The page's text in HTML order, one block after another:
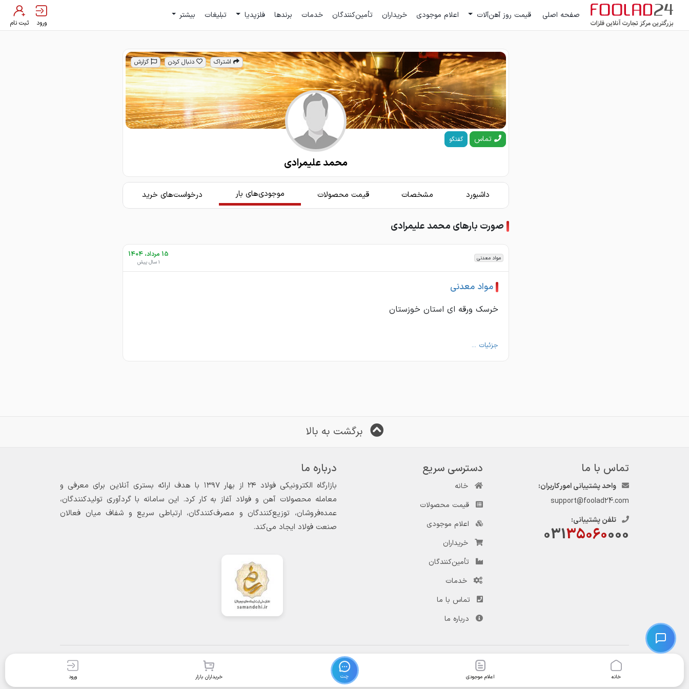
صفحه اصلی قیمت روز آهن‌آلات اعلام موجودی خریداران تأمین‌کنندگان خدمات برندها فلزپدیا تبلیغات بیشتر
ورود ثبت نام
اشتراک دنبال کردن گزارش
تماس گفتگو
محمد علیمرادی
داشبورد مشخصات قیمت محصولات موجودی‌های بار درخواست‌های خرید
صورت بارهای محمد علیمرادی
مواد معدنی 15 مرداد، 1404
1 سال پیش
مواد معدنی
خرسک ورقه ای استان خوزستان
جزئیات ...
برگشت به بالا
تماس با ما
واحد پشتیبانی امور کاربران:
support@foolad24.com
تلفن پشتیبانی:
03135060000
دسترسی سریع
خانه
قیمت محصولات
اعلام موجودی
خریداران
تأمین‌کنندگان
خدمات
تماس با ما
درباره ما
درباره ما
بازارگاه الکترونیکی فولاد ۲۴ از بهار ۱۳۹۷ با هدف ارائه بستری آنلاین برای معرفی و
معامله محصولات آهن و فولاد آغاز به کار کرد. این سامانه با گردآوری تولیدکنندگان،
عمده‌فروشان، توزیع‌کنندگان و مصرف‌کنندگان، ارتباطی سریع و شفاف میان فعالان
صنعت فولاد ایجاد می‌کند.
© کلیه حقوق این وب‌سایت و سرویس‌های آن متعلق به سامانه فولاد ۲۴ است.
خانه اعلام موجودی چت خریداران بازار ورود